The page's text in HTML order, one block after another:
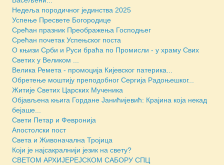
Недеља породичног јединства 2025
Успење Пресвете Богородице
Срећан празник Преображења Господњег
Срећан почетак Успењског поста
О књизи Срби и Руси браћа по Промисли - у храму Свих
Светих у Великом ...
Велика Ремета - промоција Кијевског патерика...
Обретење моштију преподобног Сергија Радоњешког...
Житије Светих Царских Мученика
Објављена књига Гордане Јанићијевић: Крајина која некад
бејаше...
Свети Петар и Февронија
Апостолски пост
Света и Живоначална Тројица
Који је најсакралнији језик на свету?
СВЕТОМ АРХИЈЕРЕЈСКОМ САБОРУ СПЦ